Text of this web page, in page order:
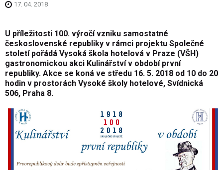
17. 04. 2018
U příležitosti 100. výročí vzniku samostatné
československé republiky v rámci projektu Společné
století pořádá Vysoká škola hotelová v Praze (VŠH)
gastronomickou akci Kulinářství v období první
republiky. Akce se koná ve středu 16. 5. 2018 od 10 do 20
hodin v prostorách Vysoké školy hotelové, Svídnická
506, Praha 8.